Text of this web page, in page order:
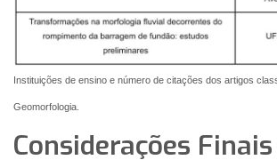
Instituições de ensino e número de citações dos artigos
Geomorfologia.
Considerações Finais